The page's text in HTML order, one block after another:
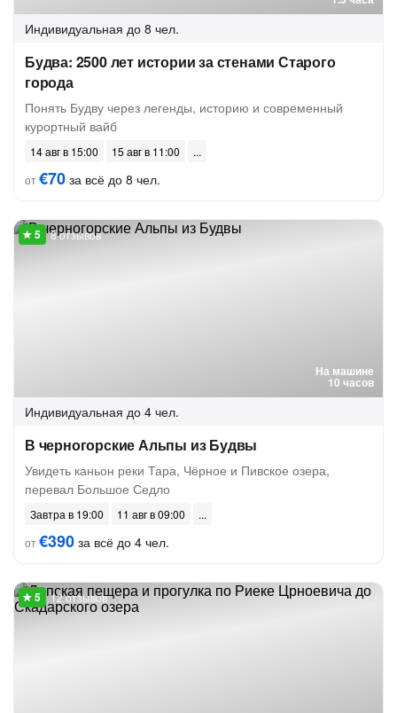
Индивидуальная до 8 чел.
Будва: 2500 лет истории за стенами Старого
города
Понять Будву через легенды, историю и современный
курортный вайб
14 авг в 15:00
15 авг в 11:00
от€70 за всё до 8 чел.
На машине
10 часов
8 отзывов
Индивидуальная до 4 чел.
В черногорские Альпы из Будвы
Увидеть каньон реки Тара, Чёрное и Пивское озера,
перевал Большое Седло
Завтра в 19:00
11 авг в 09:00
от€390 за всё до 4 чел.
12 отзывов